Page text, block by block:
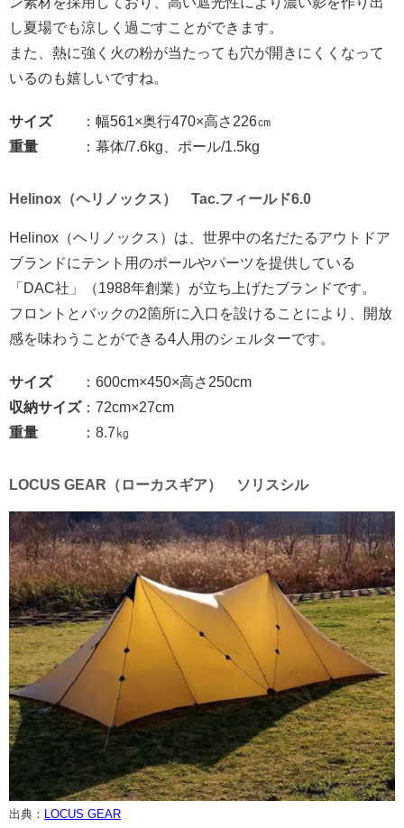
し夏場でも涼しく過ごすことができます。
また、熱に強く火の粉が当たっても穴が開きにくくなって
いるのも嬉しいですね。
サイズ：幅561×奥行470×高さ226㎝
重量 ：幕体/7.6kg、ポール/1.5kg
Helinox（ヘリノックス） Tac.フィールド6.0
Helinox（ヘリノックス）は、世界中の名だたるアウトドア
ブランドにテント用のポールやパーツを提供している
「DAC社」（1988年創業）が立ち上げたブランドです。
フロントとバックの2箇所に入口を設けることにより、開放
感を味わうことができる4人用のシェルターです。
サイズ：600cm×450×高さ250cm
収納サイズ：72cm×27cm
重量 ：8.7㎏
LOCUS GEAR（ローカスギア） ソリスシル
出典： LOCUS GEAR